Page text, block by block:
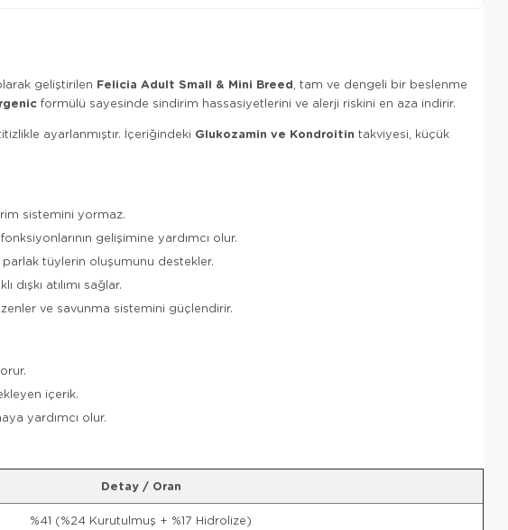
geliştirilen Felicia Adult Small & Mini Breed, tam ve dengeli bir beslenme
formülü sayesinde sindirim hassasiyetlerini ve alerji riskini en aza indirir.
ayarlanmıştır. İçeriğindeki Glukozamin ve Kondroitin takviyesi, küçük
sistemini yormaz.
gelişimine yardımcı olur.
tüylerin oluşumunu destekler.
atılımı sağlar.
ve savunma sistemini güçlendirir.
içerik.
yardımcı olur.
Detay / Oran
%41 (%24 Kurutulmuş + %17 Hidrolize)